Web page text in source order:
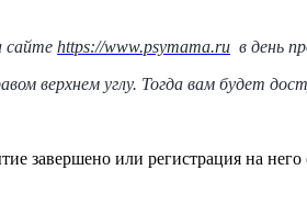
сайте https://www.psymama.ru в день
верхнем углу. Тогда вам будет
завершено или регистрация на него